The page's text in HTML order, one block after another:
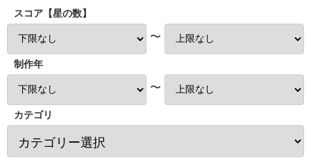
スコア【星の数】
〜
制作年
〜
カテゴリ